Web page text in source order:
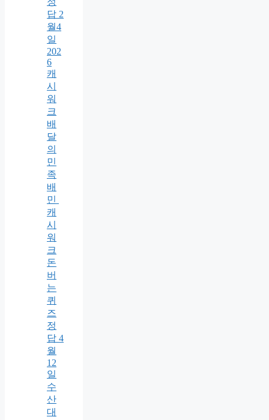
답 2
월4
일
202
6
캐
시
워
크
배
달
의
민
족
배
민
캐
시
워
크
돈
버
는
퀴
즈
정
답 4
월
12
일
수
산
대